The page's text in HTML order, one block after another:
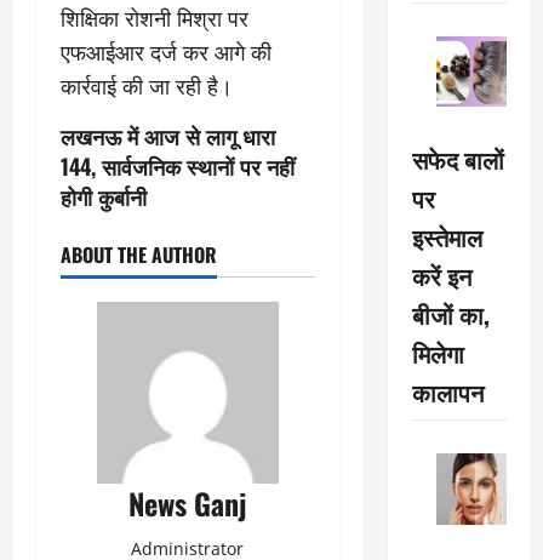
शिक्षिका रोशनी मिश्रा पर
एफआईआर दर्ज कर आगे की
कार्रवाई की जा रही है।
लखनऊ में आज से लागू धारा
144, सार्वजनिक स्थानों पर नहीं
होगी कुर्बानी
ABOUT THE AUTHOR
News Ganj
Administrator
सफेद बालों
पर
इस्तेमाल
करें इन
बीजों का,
मिलेगा
कालापन